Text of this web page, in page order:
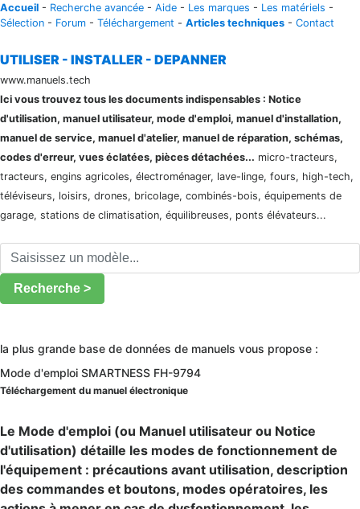
Accueil - Recherche avancée - Aide - Les marques - Les matériels -
Sélection - Forum - Téléchargement - Articles techniques - Contact
UTILISER - INSTALLER - DEPANNER
www.manuels.tech
Ici vous trouvez tous les documents indispensables : Notice
d'utilisation, manuel utilisateur, mode d'emploi, manuel d'installation,
manuel de service, manuel d'atelier, manuel de réparation, schémas,
codes d'erreur, vues éclatées, pièces détachées... micro-tracteurs,
tracteurs, engins agricoles, électroménager, lave-linge, fours, high-tech,
téléviseurs, loisirs, drones, bricolage, combinés-bois, équipements de
garage, stations de climatisation, équilibreuses, ponts élévateurs...
Recherche >
la plus grande base de données de manuels vous propose :
Mode d'emploi SMARTNESS FH-9794
Téléchargement du manuel électronique
Le Mode d'emploi (ou Manuel utilisateur ou Notice
d'utilisation) détaille les modes de fonctionnement de
l'équipement : précautions avant utilisation, description
des commandes et boutons, modes opératoires, les